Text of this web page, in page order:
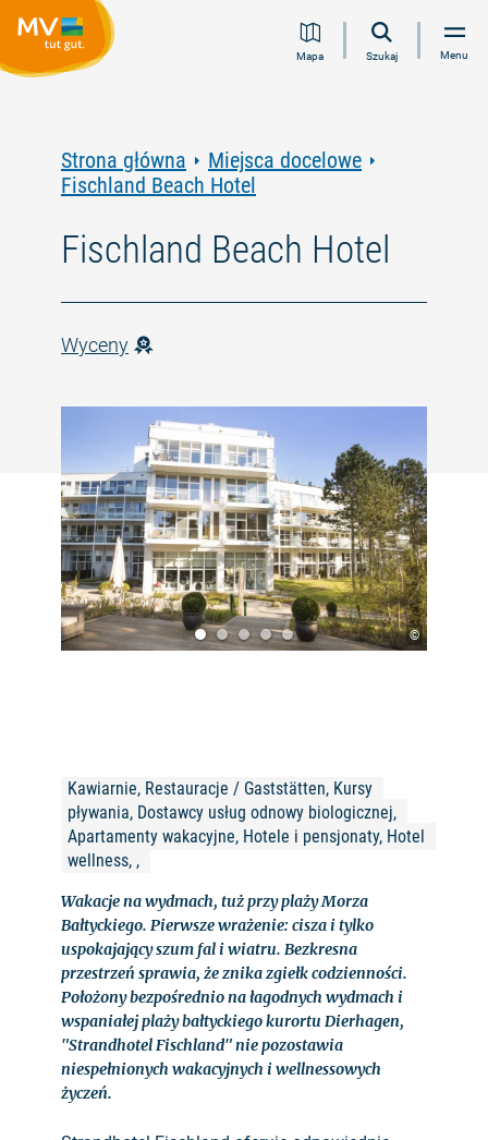
Przejdź
Przejdź
Przejdź
Przejdź
Mapa Szukaj Menu
Strona główna
Miejsca docelowe
Fischland Beach Hotel
Fischland Beach Hotel
Wyceny
©
Kawiarnie, Restauracje / Gaststätten, Kursy
pływania, Dostawcy usług odnowy biologicznej,
Apartamenty wakacyjne, Hotele i pensjonaty, Hotel
wellness, ,
Wakacje na wydmach, tuż przy plaży Morza
Bałtyckiego. Pierwsze wrażenie: cisza i tylko
uspokajający szum fal i wiatru. Bezkresna
przestrzeń sprawia, że znika zgiełk codzienności.
Położony bezpośrednio na łagodnych wydmach i
wspaniałej plaży bałtyckiego kurortu Dierhagen,
"Strandhotel Fischland" nie pozostawia
niespełnionych wakacyjnych i wellnessowych
życzeń.